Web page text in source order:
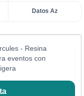
Datos Az
- Resina
eventos con